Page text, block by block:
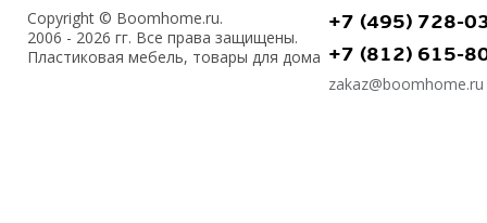
Copyright © Boomhome.ru.
2006 - 2026 гг. Все права защищены.
Пластиковая мебель, товары для дома
+7 (495) 728-
+7 (812) 615-
zakaz@boomhome.ru